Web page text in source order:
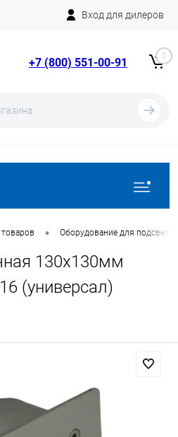
Вход для дилеров
+7 (800) 551-00-91 0
товаров • Оборудование для
130х130мм
(универсал)